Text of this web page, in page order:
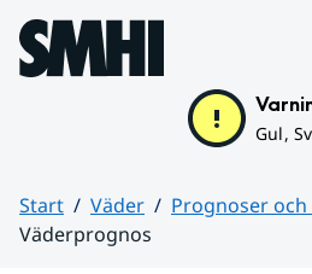
Hoppa till sidans innehåll
Gul,
Start Väder
Prognoser
Väderprognos